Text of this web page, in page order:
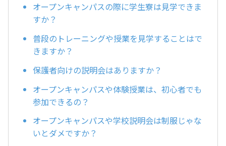
オープンキャンパスの際に学生寮は見学できま
すか？
普段のトレーニングや授業を見学することはで
きますか？
保護者向けの説明会はありますか？
オープンキャンパスや体験授業は、初心者でも
参加できるの？
オープンキャンパスや学校説明会は制服じゃな
いとダメですか？